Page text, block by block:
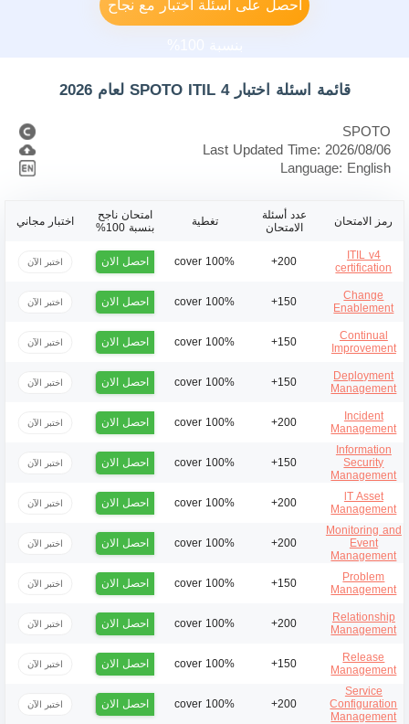
احصل على اسئلة اختبار مع نجاح
قائمة اسئلة اختبار SPOTO ITIL 4 لعام 2026
SPOTO
Last Updated Time: 2026/08/06
Language: English
رمز الامتحان
عدد أسئلة
الامتحان
تغطية
امتحان ناجح
بنسبة 100%
اختبار مجاني
ITIL v4
certification
200+
100% cover احصل الان اختبر الآن
Change
Enablement
150+
100% cover احصل الان اختبر الآن
Continual
Improvement
150+
100% cover احصل الان اختبر الآن
Deployment
Management
150+
100% cover احصل الان اختبر الآن
Incident
Management
200+
100% cover احصل الان اختبر الآن
Information
Security
Management
150+
100% cover احصل الان اختبر الآن
lT Asset
Management
200+
100% cover احصل الان اختبر الآن
Monitoring and
Event
Management
200+
100% cover احصل الان اختبر الآن
Problem
Management
150+
100% cover احصل الان اختبر الآن
Relationship
Management
200+
100% cover احصل الان اختبر الآن
Release
Management
150+
100% cover احصل الان اختبر الآن
Service
Configuration
Management
200+
100% cover احصل الان اختبر الآن